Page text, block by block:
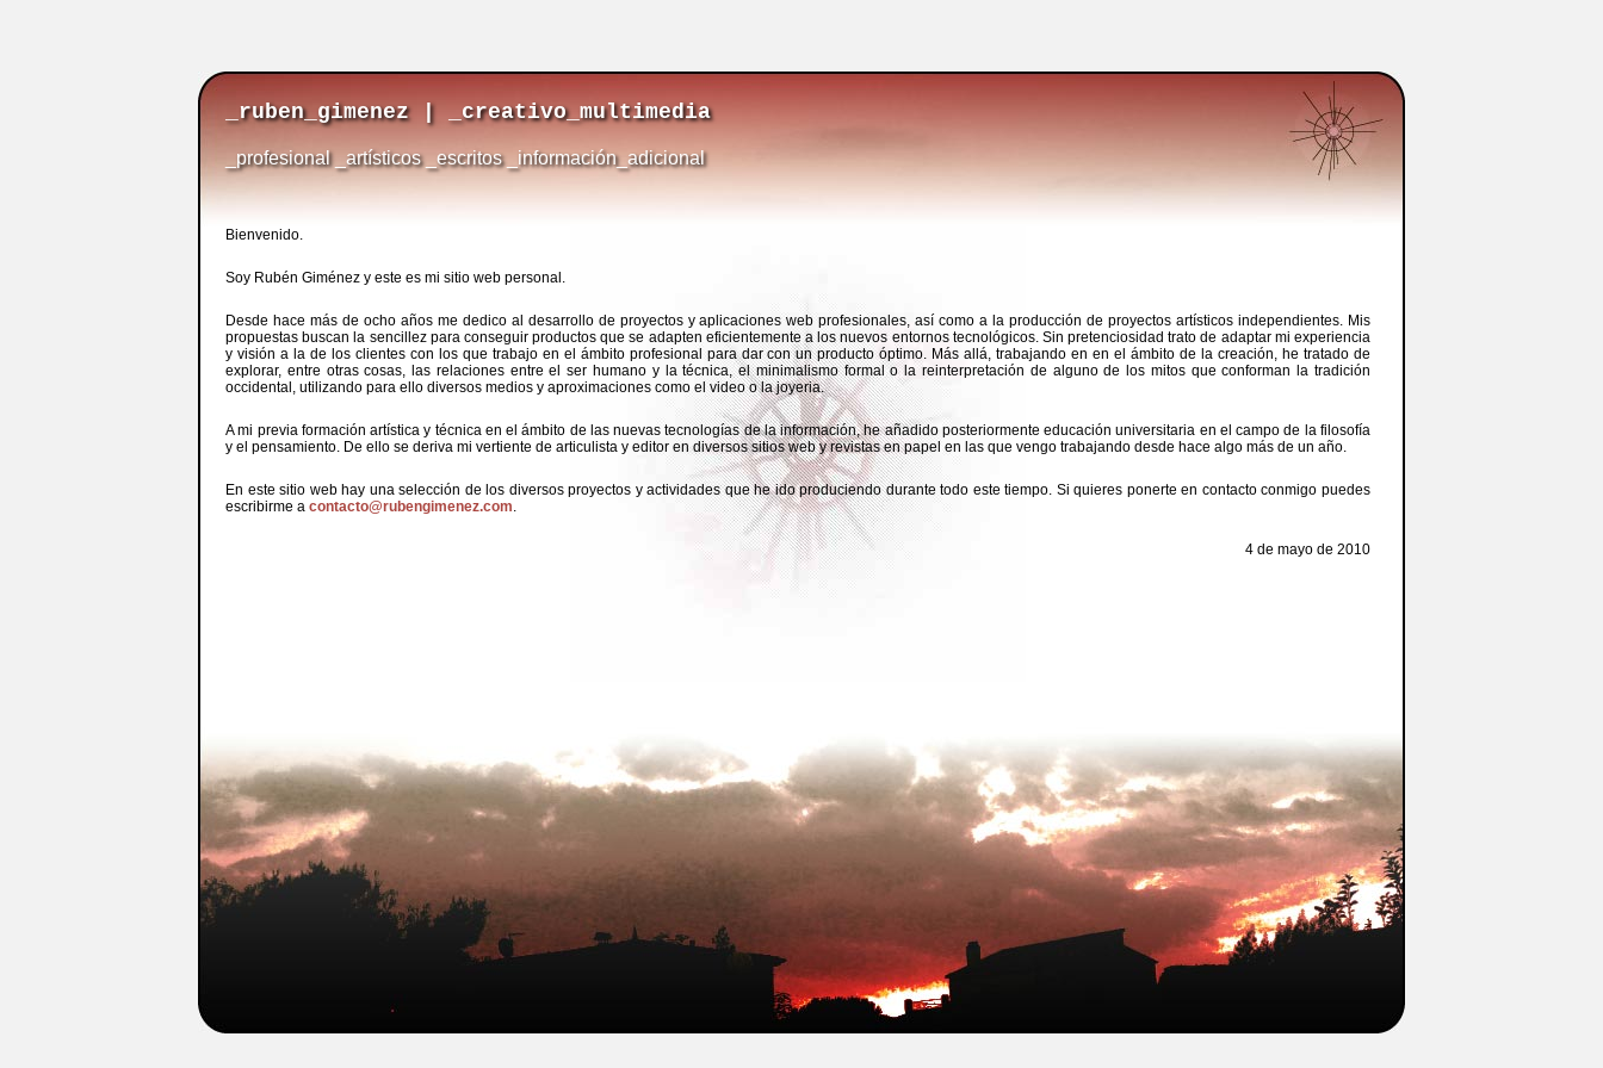
_ruben_gimenez | _creativo_multimedia
_profesional _artísticos _escritos _información_adicional
Bienvenido.
Soy Rubén Giménez y este es mi sitio web personal.
Desde hace más de ocho años me dedico al desarrollo de proyectos y aplicaciones web profesionales, así como a la producción de proyectos artísticos independientes. Mis
propuestas buscan la sencillez para conseguir productos que se adapten eficientemente a los nuevos entornos tecnológicos. Sin pretenciosidad trato de adaptar mi experiencia
y visión a la de los clientes con los que trabajo en el ámbito profesional para dar con un producto óptimo. Más allá, trabajando en en el ámbito de la creación, he tratado de
explorar, entre otras cosas, las relaciones entre el ser humano y la técnica, el minimalismo formal o la reinterpretación de alguno de los mitos que conforman la tradición
occidental, utilizando para ello diversos medios y aproximaciones como el video o la joyeria.
A mi previa formación artística y técnica en el ámbito de las nuevas tecnologías de la información, he añadido posteriormente educación universitaria en el campo de la filosofía
y el pensamiento. De ello se deriva mi vertiente de articulista y editor en diversos sitios web y revistas en papel en las que vengo trabajando desde hace algo más de un año.
En este sitio web hay una selección de los diversos proyectos y actividades que he ido produciendo durante todo este tiempo. Si quieres ponerte en contacto conmigo puedes
escribirme a contacto@rubengimenez.com.
4 de mayo de 2010